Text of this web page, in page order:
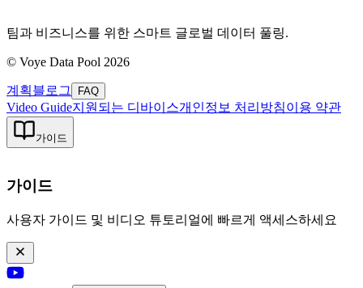
팀과 비즈니스를 위한 스마트 글로벌 데이터 풀링.
© Voye Data Pool 2026
계획블로그 FAQ
Video Guide지원되는 디바이스개인정보 처리방침이용 약관
가이드
가이드
사용자 가이드 및 비디오 튜토리얼에 빠르게 액세스하세요